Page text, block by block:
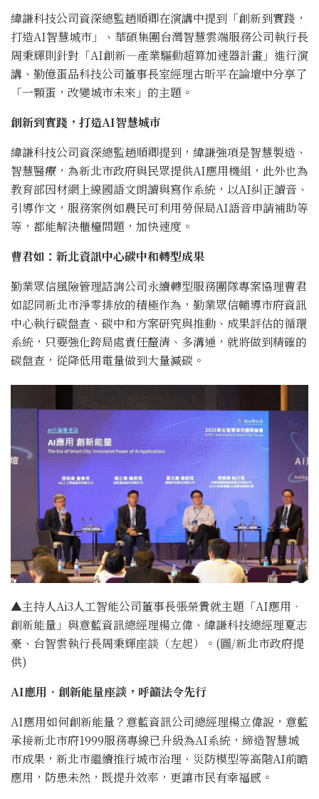
緯謙科技公司資深總監趙順卿在演講中提到「創新到實踐，
打造AI智慧城市」、華碩集團台灣智慧雲端服務公司執行長
周秉輝則針對「AI創新—產業驅動超算加速器計畫」進行演
講、勤億蛋品科技公司董事長室經理古昕平在論壇中分享了
「一顆蛋，改變城市未來」的主題。
創新到實踐，打造AI智慧城市
緯謙科技公司資深總監趙順卿提到，緯謙強項是智慧製造、
智慧醫療，為新北市政府與民眾提供AI應用機組，此外也為
教育部因材網上線國語文朗讀與寫作系統，以AI糾正讀音、
引導作文，服務案例如農民可利用勞保局AI語音申請補助等
等，都能解決櫃檯問題，加快速度。
曹君如：新北資訊中心碳中和轉型成果
勤業眾信風險管理諮詢公司永續轉型服務團隊專案協理曹君
如認同新北市淨零排放的積極作為，勤業眾信輔導市府資訊
中心執行碳盤查、碳中和方案研究與推動、成果評估的循環
系統，只要強化跨局處責任釐清、多溝通，就將做到精確的
碳盤查，從降低用電量做到大量減碳。
▲主持人Ai3人工智能公司董事長張榮貴就主題「AI應用．
創新能量」與意藍資訊總經理楊立偉、緯謙科技總經理夏志
豪、台智雲執行長周秉輝座談（左起）。(圖/新北市政府提
供)
AI應用．創新能量座談，呼籲法令先行
AI應用如何創新能量？意藍資訊公司總經理楊立偉說，意藍
承接新北市府1999服務專線已升級為AI系統，締造智慧城
市成果，新北市繼續推行城市治理、災防模型等高階AI前瞻
應用，防患未然，既提升效率，更讓市民有幸福感。